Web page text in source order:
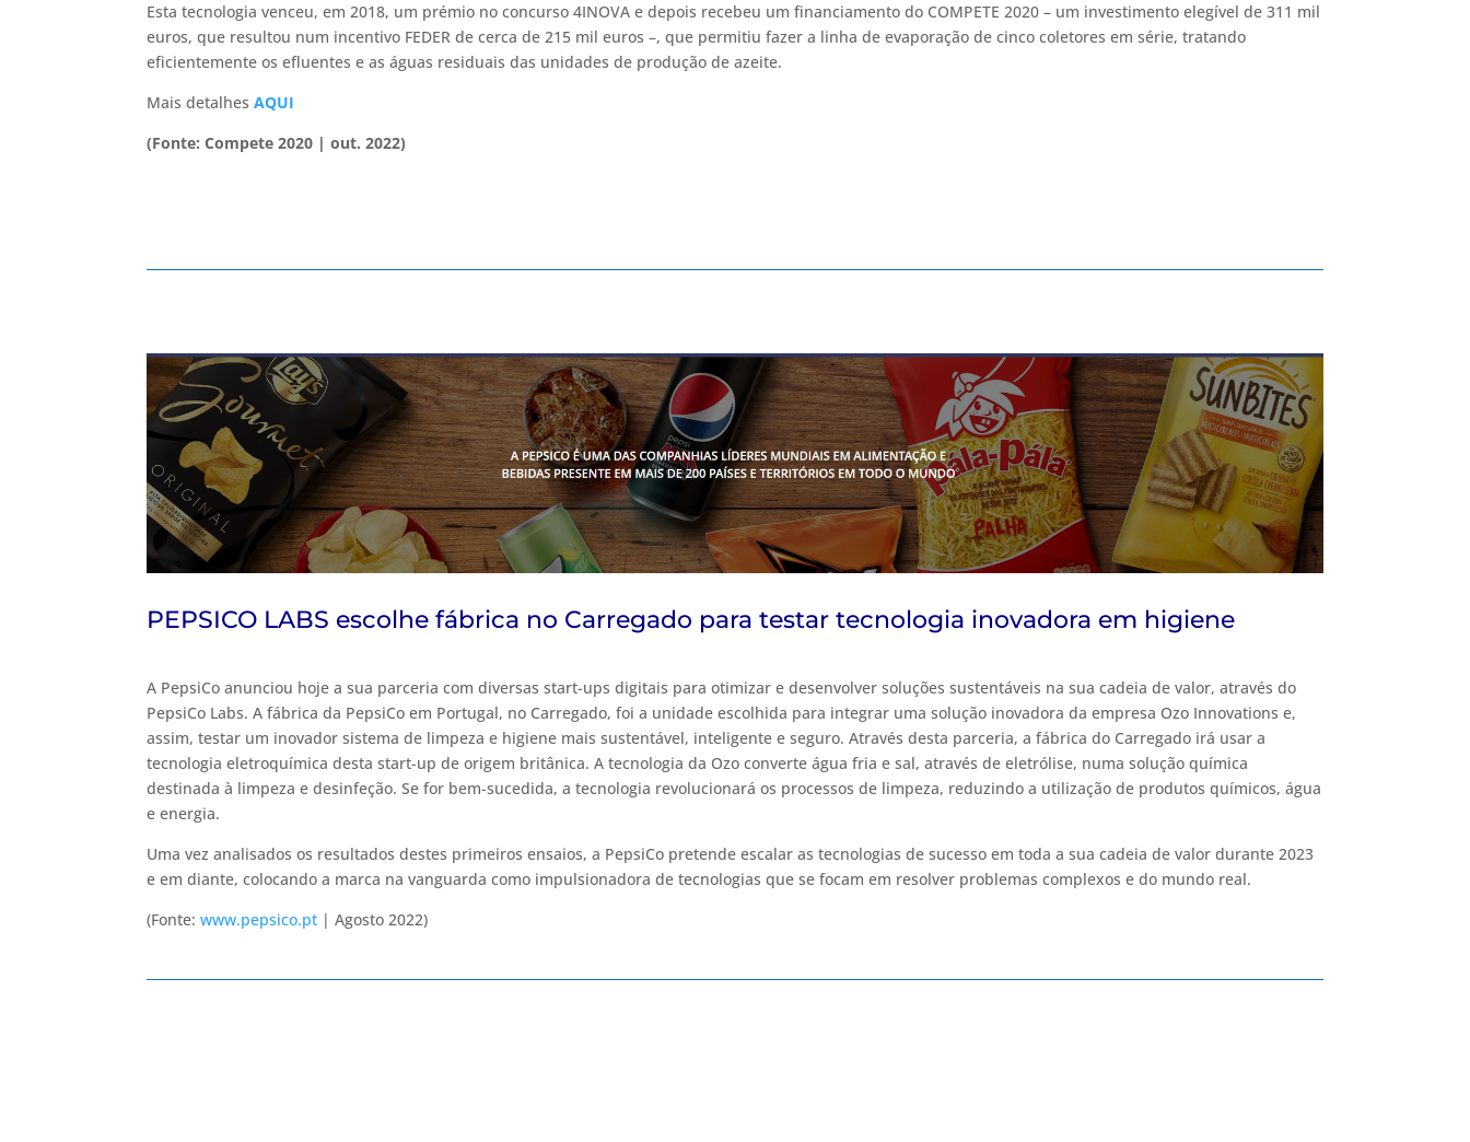
Esta tecnologia venceu, em 2018, um prémio no concurso 4INOVA e depois recebeu um financiamento do COMPETE 2020 – um investimento elegível de 311 mil
euros, que resultou num incentivo FEDER de cerca de 215 mil euros –, que permitiu fazer a linha de evaporação de cinco coletores em série, tratando
eficientemente os efluentes e as águas residuais das unidades de produção de azeite.
Mais detalhesAQUI
(Fonte: Compete 2020 | out. 2022)
PEPSICO LABS escolhe fábrica no Carregado para testar tecnologia inovadora em higiene
A PepsiCo anunciou hoje a sua parceria com diversas start-ups digitais para otimizar e desenvolver soluções sustentáveis na sua cadeia de valor, através do
PepsiCo Labs. A fábrica da PepsiCo em Portugal, no Carregado, foi a unidade escolhida para integrar uma solução inovadora da empresa Ozo Innovations e,
assim, testar um inovador sistema de limpeza e higiene mais sustentável, inteligente e seguro. Através desta parceria, a fábrica do Carregado irá usar a
tecnologia eletroquímica desta start-up de origem britânica. A tecnologia da Ozo converte água fria e sal, através de eletrólise, numa solução química
destinada à limpeza e desinfeção. Se for bem-sucedida, a tecnologia revolucionará os processos de limpeza, reduzindo a utilização de produtos químicos, água
e energia.
Uma vez analisados os resultados destes primeiros ensaios, a PepsiCo pretende escalar as tecnologias de sucesso em toda a sua cadeia de valor durante 2023
e em diante, colocando a marca na vanguarda como impulsionadora de tecnologias que se focam em resolver problemas complexos e do mundo real.
(Fonte:www.pepsico.pt | Agosto 2022)